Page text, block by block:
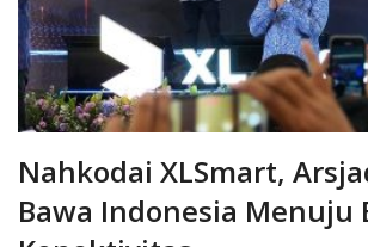
Nahkodai XLSmart,
Bawa Indonesia Menuju